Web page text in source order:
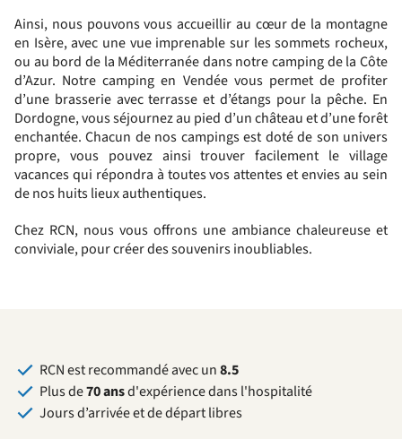
Ainsi, nous pouvons vous accueillir au cœur de la montagne
en Isère, avec une vue imprenable sur les sommets rocheux,
ou au bord de la Méditerranée dans notre camping de la Côte
d’Azur. Notre camping en Vendée vous permet de profiter
d’une brasserie avec terrasse et d’étangs pour la pêche. En
Dordogne, vous séjournez au pied d’un château et d’une forêt
enchantée. Chacun de nos campings est doté de son univers
propre, vous pouvez ainsi trouver facilement le village
vacances qui répondra à toutes vos attentes et envies au sein
de nos huits lieux authentiques.
Chez RCN, nous vous offrons une ambiance chaleureuse et
conviviale, pour créer des souvenirs inoubliables.
RCN est recommandé avec un8.5
Plus de70 ansd'expérience dans l'hospitalité
Jours d’arrivée et de départ libres